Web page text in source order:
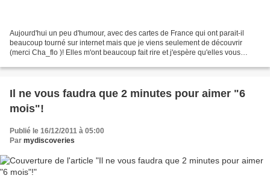
Aujourd'hui un peu d'humour, avec des cartes de France qui ont parait-il
beaucoup tourné sur internet mais que je viens seulement de découvrir
(merci Cha_flo )! Elles m'ont beaucoup fait rire et j'espère qu'elles vous
Il ne vous faudra que 2 minutes pour aimer "6
mois"!
Publié le 16/12/2011 à 05:00
Par mydiscoveries